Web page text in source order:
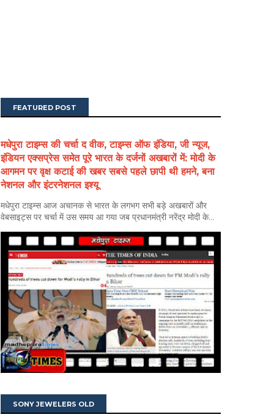
FEATURED POST
मधेपुरा टाइम्स की चर्चा द वीक, टाइम्स ऑफ इंडिया, जी न्यूज,
इंडियन एक्सप्रेस समेत पूरे भारत के दर्जनों अखबारों में: मोदी के
आगमन पर वृक्ष कटाई की खबर सबसे पहले छापी थी हमने, बना
नेशनल और इंटरनेशनल इश्यू
मधेपुरा टाइम्स आज अचानक से भारत के लगभग सभी बड़े अखबारों और
वेबसाइट्स पर चर्चा में उस समय आ गया जब प्रधानमंत्री नरेंद्र मोदी के...
SONY JEWELERS OLD